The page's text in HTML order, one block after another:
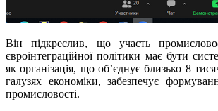
Він підкреслив, що участь
євроінтеграційної політики має бути
як організація, що об’єднує близько 8
галузях економіки, забезпечує
промисловості.